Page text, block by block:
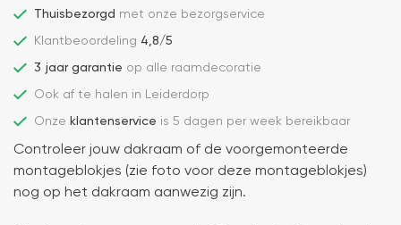
Thuisbezorgd met onze bezorgservice
Klantbeoordeling 4,8/5
3 jaar garantie op alle raamdecoratie
Ook af te halen in Leiderdorp
Onze klantenservice is 5 dagen per week bereikbaar
Controleer jouw dakraam of de voorgemonteerde
montageblokjes (zie foto voor deze montageblokjes)
nog op het dakraam aanwezig zijn.